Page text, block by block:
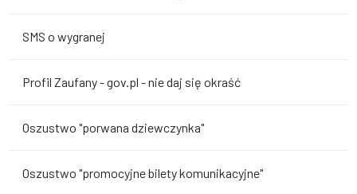
SMS o wygranej
Profil Zaufany - gov.pl - nie daj się okraść
Oszustwo "porwana dziewczynka"
Oszustwo "promocyjne bilety komunikacyjne"